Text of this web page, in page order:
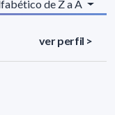
de Z a A
ver perfil >